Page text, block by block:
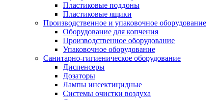
Пластиковые поддоны
Пластиковые ящики
Производственное и упаковочное оборудование
Оборудование для копчения
Производственное оборудование
Упаковочное оборудование
Санитарно-гигиеническое оборудование
Диспенсеры
Дозаторы
Лампы инсектицидные
Системы очистки воздуха